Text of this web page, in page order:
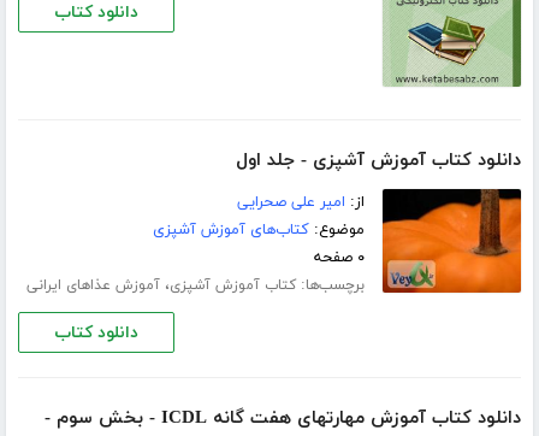
دانلود کتاب
دانلود کتاب آموزش آشپزی - جلد اول
از: امیر علی صحرایی
موضوع:کتاب‌های آموزش آشپزی
۰ صفحه
برچسب‌ها:کتاب آموزش آشپزی،آموزش عذاهای ایرانی
دانلود کتاب
دانلود کتاب آموزش مهارتهای هفت گانه ICDL - بخش سوم -